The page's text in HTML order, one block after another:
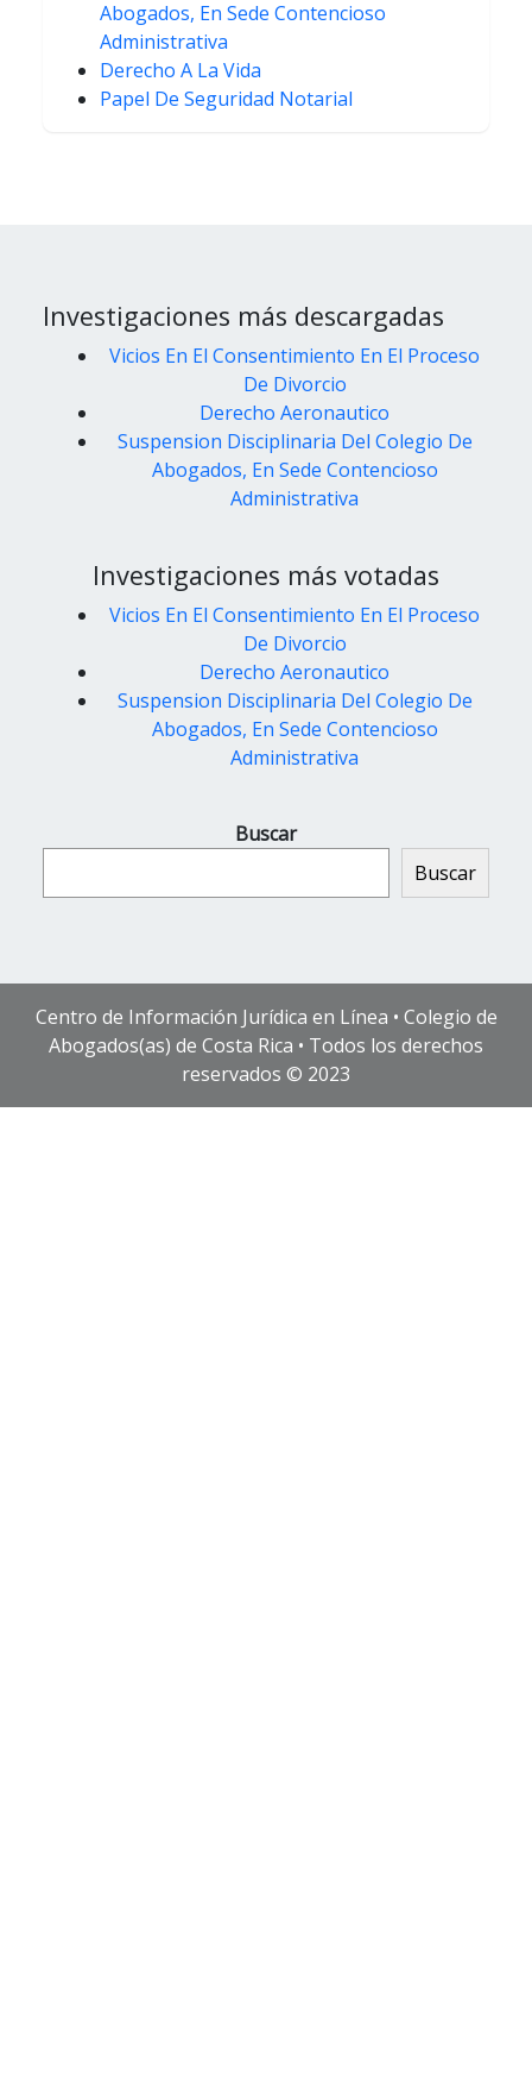
Abogados, En Sede Contencioso
Administrativa
Derecho A La Vida
Papel De Seguridad Notarial
Investigaciones más descargadas
Vicios En El Consentimiento En El Proceso
De Divorcio
Derecho Aeronautico
Suspension Disciplinaria Del Colegio De
Abogados, En Sede Contencioso
Administrativa
Investigaciones más votadas
Vicios En El Consentimiento En El Proceso
De Divorcio
Derecho Aeronautico
Suspension Disciplinaria Del Colegio De
Abogados, En Sede Contencioso
Administrativa
Buscar
Buscar
Centro de Información Jurídica en Línea • Colegio de
Abogados(as) de Costa Rica • Todos los derechos
reservados © 2023